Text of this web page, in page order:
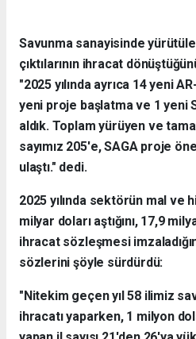
Savunma sanayisinde
çıktılarının ihracat
"2025 yılında ayrıca 14 yeni
yeni proje başlatma ve 1 yeni
aldık. Toplam yürüyen ve
sayımız 205'e, SAGA proje
ulaştı." dedi.
2025 yılında sektörün mal ve
milyar doları aştığını, 17,9
ihracat sözleşmesi
sözlerini şöyle sürdürdü:
"Nitekim geçen yıl 58 ilimiz
ihracatı yaparken, 1 milyon